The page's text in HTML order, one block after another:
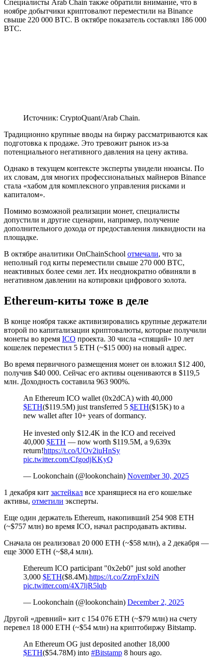
Специалисты Arab Chain также обратили внимание, что в
ноябре добытчики криптовалют переместили на Binance
свыше 220 000 BTC. В октябре показатель составлял 186 000
BTC.
Источник: CryptoQuant/Arab Chain.
Традиционно крупные вводы на биржу рассматриваются как
подготовка к продаже. Это тревожит рынок из-за
потенциального негативного давления на цену актива.
Однако в текущем контексте эксперты увидели нюансы. По
их словам, для многих профессиональных майнеров Binance
стала «хабом для комплексного управления рисками и
капиталом».
Помимо возможной реализации монет, специалисты
допустили и другие сценарии, например, получение
дополнительного дохода от предоставления ликвидности на
площадке.
В октябре аналитики OnChainSchool отмечали, что за
неполный год киты переместили свыше 270 000 BTC,
неактивных более семи лет. Их неоднократно обвиняли в
негативном давлении на котировки цифрового золота.
Ethereum-киты тоже в деле
В конце ноября также активизировались крупные держатели
второй по капитализации криптовалюты, которые получили
монеты во время ICO проекта. 30 числа «спящий» 10 лет
кошелек переместил 5 ETH (~$15 000) на новый адрес.
Во время первичного размещения монет он вложил $12 400,
получив $40 000. Сейчас его активы оцениваются в $119,5
млн. Доходность составила 963 900%.
An Ethereum ICO wallet (0x2dCA) with 40,000
$ETH($119.5M) just transferred 5 $ETH($15K) to a
new wallet after 10+ years of dormancy.
He invested only $12.4K in the ICO and received
40,000 $ETH — now worth $119.5M, a 9,639x
return!https://t.co/UOv2iuHnSy
pic.twitter.com/CfgodjKKyQ
— Lookonchain (@lookonchain) November 30, 2025
1 декабря кит застейкал все хранящиеся на его кошельке
активы, отметили эксперты.
Еще один держатель Ethereum, накопивший 254 908 ETH
(~$757 млн) во время ICO, начал распродавать активы.
Сначала он реализовал 20 000 ETH (~$58 млн), а 2 декабря —
еще 3000 ETH (~$8,4 млн).
Ethereum ICO participant "0x2eb0" just sold another
3,000 $ETH($8.4M).https://t.co/ZzrpFxJziN
pic.twitter.com/4X7ljR5lqb
— Lookonchain (@lookonchain) December 2, 2025
Другой «древний» кит с 154 076 ETH (~$79 млн) на счету
перевел 18 000 ETH (~$54 млн) на криптобиржу Bitstamp.
An Ethereum OG just deposited another 18,000
$ETH($54.78M) into #Bitstamp 8 hours ago.